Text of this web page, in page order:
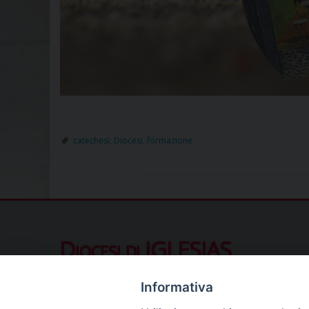
catechesi Diocesi formazione
Diocesi di IGLESIAS
Piazza Municipio 10, 09016 Iglesias
Informativa